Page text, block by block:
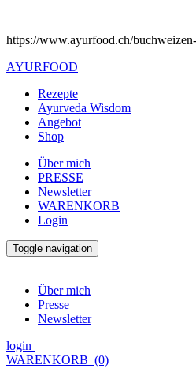
https://www.ayurfood.ch/
AYURFOOD
Rezepte
Ayurveda Wisdom
Angebot
Shop
Über mich
PRESSE
Newsletter
WARENKORB
Login
Toggle navigation
Über mich
Presse
Newsletter
login
WARENKORB (0)